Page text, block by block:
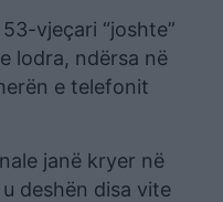
vjeçari “joshte”
lodra, ndërsa në
e telefonit
janë kryer në
deshën disa vite